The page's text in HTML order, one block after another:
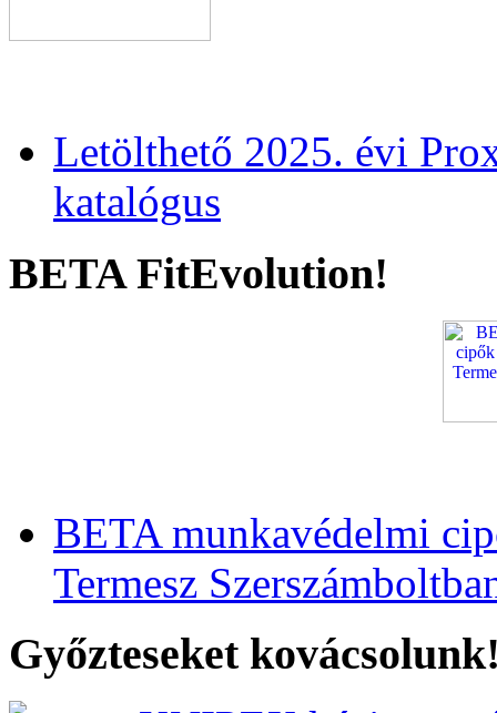
Letölthető 2025. évi
katalógus
BETA FitEvolution!
BETA munkavédelmi
Termesz
Győzteseket